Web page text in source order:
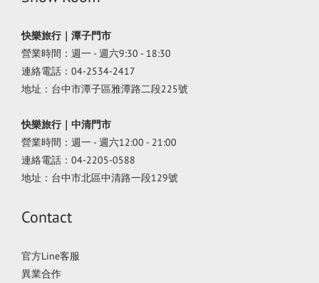
快樂旅行｜潭子門市
營業時間：週一 - 週六9:30 - 18:30
連絡電話：04-2534-2417
地址：台中市潭子區雅潭路二段225號
快樂旅行｜中清門市
營業時間：週一 - 週六12:00 - 21:00
連絡電話：04-2205-0588
地址：台中市北區中清路一段129號
Contact
官方Line客服
異業合作